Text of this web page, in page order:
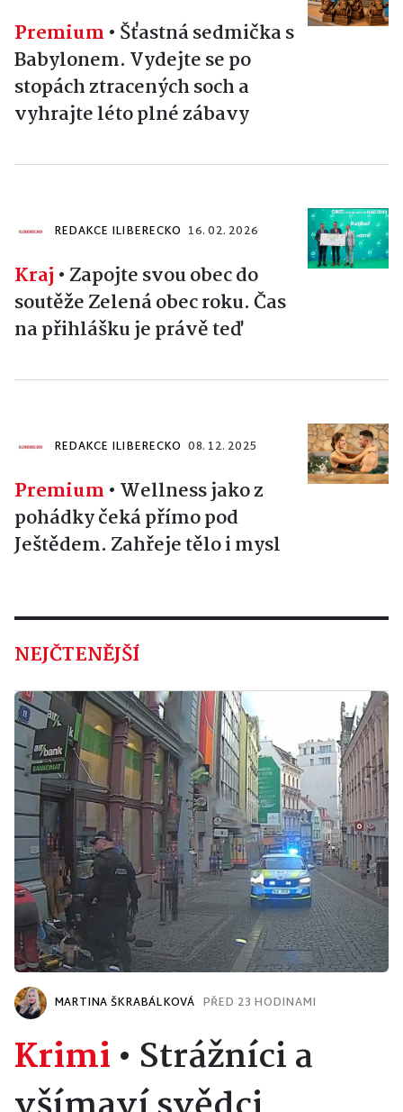
Premium • Šťastná sedmička s
Babylonem. Vydejte se po
stopách ztracených soch a
vyhrajte léto plné zábavy
REDAKCE ILIBERECKO 16. 02. 2026
Kraj • Zapojte svou obec do
soutěže Zelená obec roku. Čas
na přihlášku je právě teď
REDAKCE ILIBERECKO 08. 12. 2025
Premium • Wellness jako z
pohádky čeká přímo pod
Ještědem. Zahřeje tělo i mysl
NEJČTENĚJŠÍ
MARTINA ŠKRABÁLKOVÁ PŘED 23 HODINAMI
Krimi• Strážníci a